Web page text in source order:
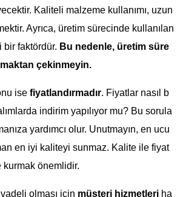
Kaliteli malzeme kullanımı, uzun
Ayrıca, üretim sürecinde kullanılan
bir faktördür. Bu nedenle, üretim süre
çekinmeyin.
ise fiyatlandırmadır. Fiyatlar nasıl b
indirim yapılıyor mu? Bu sorula
yardımcı olur. Unutmayın, en ucu
en iyi kaliteyi sunmaz. Kalite ile fiyat
kurmak önemlidir.
olması için müşteri hizmetleri ha